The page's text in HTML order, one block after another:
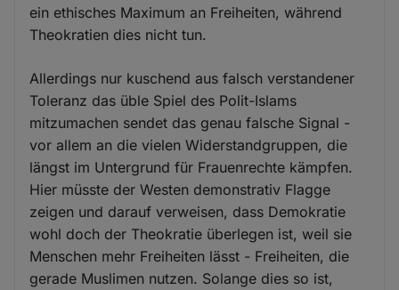
ein ethisches Maximum an Freiheiten, während
Theokratien dies nicht tun.
Allerdings nur kuschend aus falsch verstandener
Toleranz das üble Spiel des Polit-Islams
mitzumachen sendet das genau falsche Signal -
vor allem an die vielen Widerstandgruppen, die
längst im Untergrund für Frauenrechte kämpfen.
Hier müsste der Westen demonstrativ Flagge
zeigen und darauf verweisen, dass Demokratie
wohl doch der Theokratie überlegen ist, weil sie
Menschen mehr Freiheiten lässt - Freiheiten, die
gerade Muslimen nutzen. Solange dies so ist,